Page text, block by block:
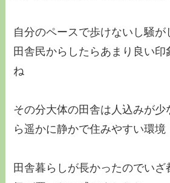
自分のペースで歩けないし騒が
田舎民からしたらあまり良い
ね
その分大体の田舎は人込みが少
ら遥かに静かで住みやすい環境
田舎暮らしが長かったのでい